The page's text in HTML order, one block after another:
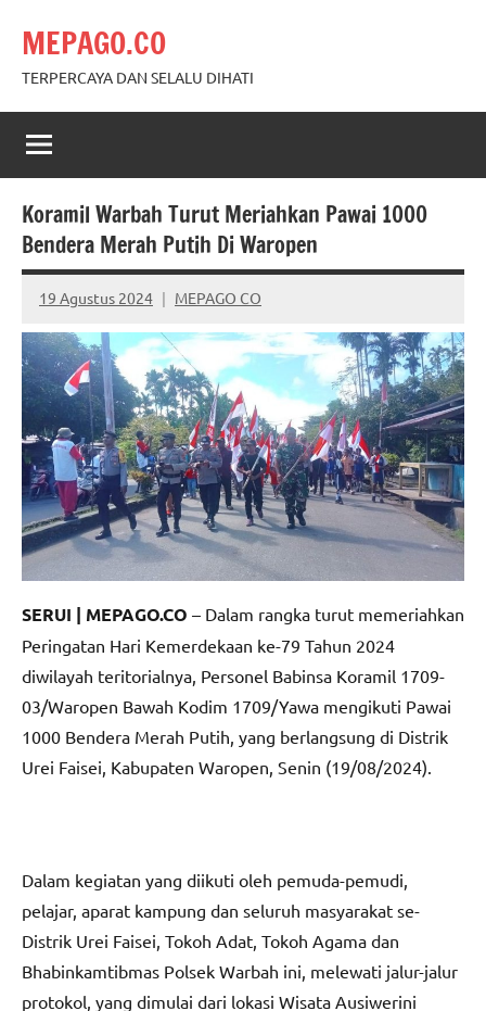
content
MEPAGO.CO
TERPERCAYA DAN SELALU DIHATI
Koramil Warbah Turut Meriahkan Pawai 1000
Bendera Merah Putih Di Waropen
19 Agustus 2024 MEPAGO CO
No
comments
SERUI | MEPAGO.CO – Dalam rangka turut memeriahkan
Peringatan Hari Kemerdekaan ke-79 Tahun 2024
diwilayah teritorialnya, Personel Babinsa Koramil 1709-
03/Waropen Bawah Kodim 1709/Yawa mengikuti Pawai
1000 Bendera Merah Putih, yang berlangsung di Distrik
Urei Faisei, Kabupaten Waropen, Senin (19/08/2024).
Dalam kegiatan yang diikuti oleh pemuda-pemudi,
pelajar, aparat kampung dan seluruh masyarakat se-
Distrik Urei Faisei, Tokoh Adat, Tokoh Agama dan
Bhabinkamtibmas Polsek Warbah ini, melewati jalur-jalur
protokol, yang dimulai dari lokasi Wisata Ausiwerini